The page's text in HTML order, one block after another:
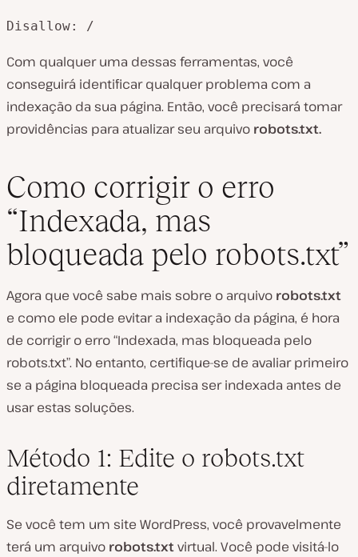
Disallow: /
Com qualquer uma dessas ferramentas, você
conseguirá identificar qualquer problema com a
indexação da sua página. Então, você precisará tomar
providências para atualizar seu arquivo robots.txt.
Como corrigir o erro
“Indexada, mas
bloqueada pelo robots.txt”
Agora que você sabe mais sobre o arquivo robots.txt
e como ele pode evitar a indexação da página, é hora
de corrigir o erro “Indexada, mas bloqueada pelo
robots.txt”. No entanto, certifique-se de avaliar primeiro
se a página bloqueada precisa ser indexada antes de
usar estas soluções.
Método 1: Edite o robots.txt
diretamente
Se você tem um site WordPress, você provavelmente
terá um arquivo robots.txtvirtual. Você pode visitá-lo